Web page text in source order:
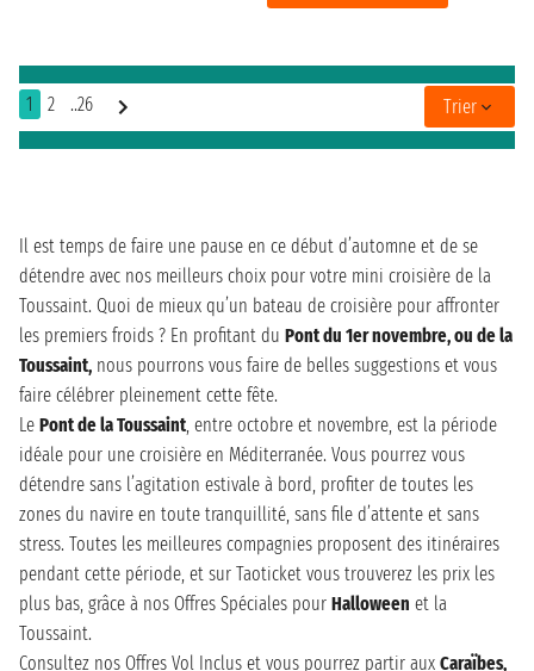
Il est temps de faire une pause en ce début d’automne et de se
détendre avec nos meilleurs choix pour votre mini croisière de la
Toussaint. Quoi de mieux qu’un bateau de croisière pour affronter
les premiers froids ? En profitant du Pont du 1er novembre, ou de la
Toussaint, nous pourrons vous faire de belles suggestions et vous
faire célébrer pleinement cette fête.
Le Pont de la Toussaint, entre octobre et novembre, est la période
idéale pour une croisière en Méditerranée. Vous pourrez vous
détendre sans l’agitation estivale à bord, profiter de toutes les
zones du navire en toute tranquillité, sans file d’attente et sans
stress. Toutes les meilleures compagnies proposent des itinéraires
pendant cette période, et sur Taoticket vous trouverez les prix les
plus bas, grâce à nos Offres Spéciales pour Halloween et la
Toussaint.
Consultez nos Offres Vol Inclus et vous pourrez partir aux Caraïbes,
1 2 ..26 Trier